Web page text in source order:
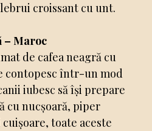
croissant cu unt.
– Maroc
de cafea neagră cu
contopesc într-un mod
iubesc să își prepare
cu nucșoară, piper
toate aceste